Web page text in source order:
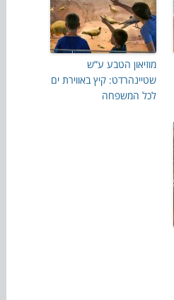
מוזיאון הטבע ע”ש
שטיינהרדט: קיץ באווירת ים
לכל המשפחה